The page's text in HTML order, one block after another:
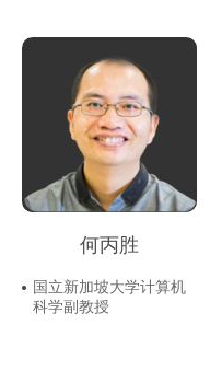
何丙胜
国立新加坡大学计算机
科学副教授